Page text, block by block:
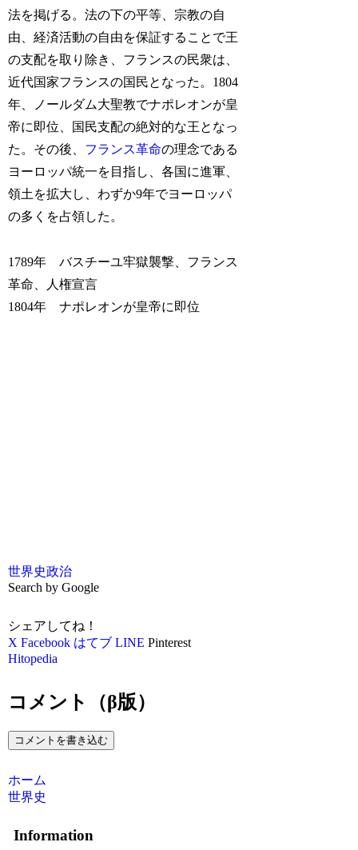
法を掲げる。法の下の平等、宗教の自
由、経済活動の自由を保証することで王
の支配を取り除き、フランスの民衆は、
近代国家フランスの国民となった。1804
年、ノールダム大聖教でナポレオンが皇
帝に即位、国民支配の絶対的な王となっ
た。その後、 フランス革命の理念である
ヨーロッパ統一を目指し、各国に進軍、
領土を拡大し、わずか9年でヨーロッパ
の多くを占領した。
1789年 バスチーユ牢獄襲撃、フランス
革命、人権宣言
1804年 ナポレオンが皇帝に即位
世界史政治
Search by Google
シェアしてね！
X Facebook はてブ LINE Pinterest
Hitopedia
コメント（β版）
コメントを書き込む
ホーム
世界史
Information